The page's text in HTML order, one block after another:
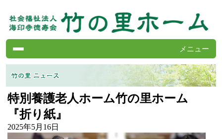
メニュー
竹の里ホームの案内
サービスの案内
施設の紹介
よくある質問
求人情報
特別養護老人ホーム竹の里ホーム
『折り紙』
2025年5月16日